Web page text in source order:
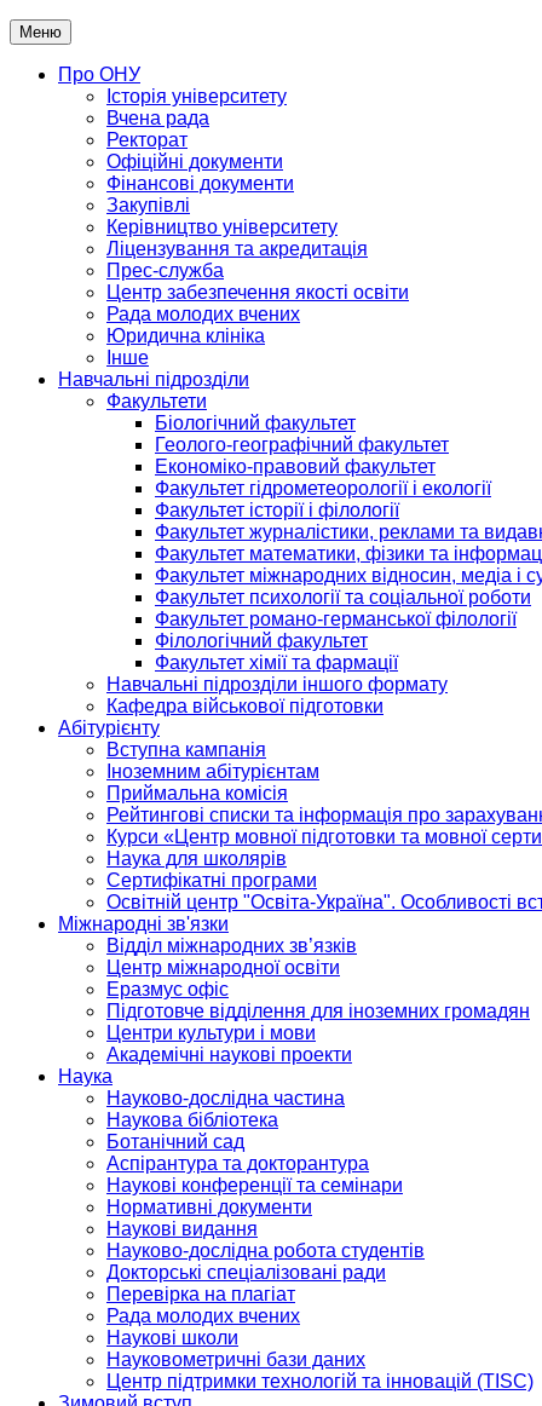
Меню
Про ОНУ
Історія університету
Вчена рада
Ректорат
Офіційні документи
Фінансові документи
Закупівлі
Керівництво університету
Ліцензування та акредитація
Прес-служба
Центр забезпечення якості освіти
Рада молодих вчених
Юридична клініка
Інше
Навчальні підрозділи
Факультети
Біологічний факультет
Геолого-географічний факультет
Економіко-правовий факультет
Факультет гідрометеорології і екології
Факультет історії і філології
Факультет журналістики, реклами та
Факультет математики, фізики та
Факультет міжнародних відносин, медіа і
Факультет психології та соціальної роботи
Факультет романо-германської філології
Філологічний факультет
Факультет хімії та фармації
Навчальні підрозділи іншого формату
Кафедра військової підготовки
Абітурієнту
Вступна кампанія
Іноземним абітурієнтам
Приймальна комісія
Рейтингові списки та інформація про
Курси «Центр мовної підготовки та мовної
Наука для школярів
Сертифікатні програми
Освітній центр "Освіта-Україна". Особливості
Міжнародні зв'язки
Відділ міжнародних зв’язків
Центр міжнародної освіти
Еразмус офіс
Підготовче відділення для іноземних громадян
Центри культури і мови
Академічні наукові проекти
Наука
Науково-дослідна частина
Наукова бібліотека
Ботанічний сад
Аспірантура та докторантура
Наукові конференції та семінари
Нормативні документи
Наукові видання
Науково-дослідна робота студентів
Докторські спеціалізовані ради
Перевірка на плагіат
Рада молодих вчених
Наукові школи
Науковометричні бази даних
Центр підтримки технологій та інновацій (TISC)